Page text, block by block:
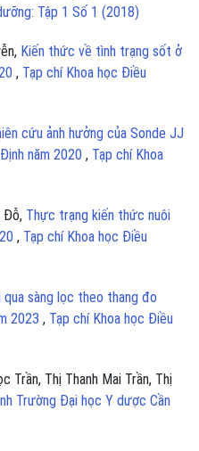
Tập 1 Số 1 (2018)
Kiến thức về tình trạng sốt ở
, Tạp chí Khoa học Điều
cứu ảnh hưởng của Sonde JJ
năm 2020 , Tạp chí Khoa
Đỗ, Thực trạng kiến thức nuôi
, Tạp chí Khoa học Điều
sàng lọc theo thang đo
2023 , Tạp chí Khoa học Điều
Trần, Thị Thanh Mai Trần, Thị
Trường Đại học Y dược Cần